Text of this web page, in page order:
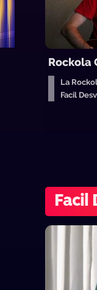
Rockola
La
Facil
Facil